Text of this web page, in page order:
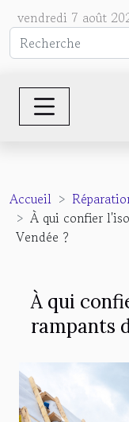
vendredi 7 août
Accueil
À qui confier
Vendée ?
À qui
rampants